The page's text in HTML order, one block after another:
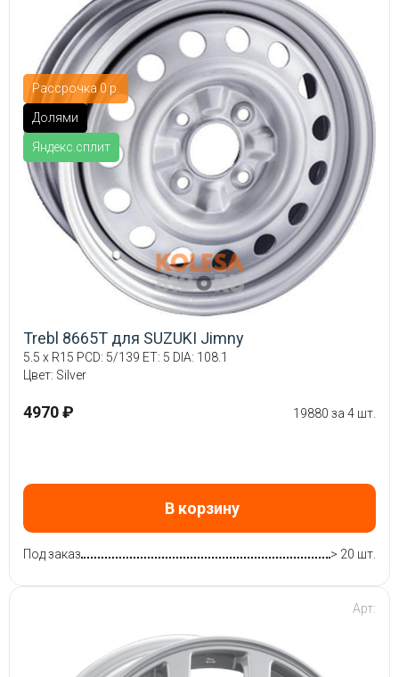
Рассрочка 0 р.
Долями
Яндекс.сплит
Trebl 8665T для SUZUKI Jimny
5.5 x R15 PCD: 5/139 ET: 5 DIA: 108.1
Цвет: Silver
4970 ₽ 19880 за 4 шт.
В корзину
Под заказ > 20 шт.
Арт: